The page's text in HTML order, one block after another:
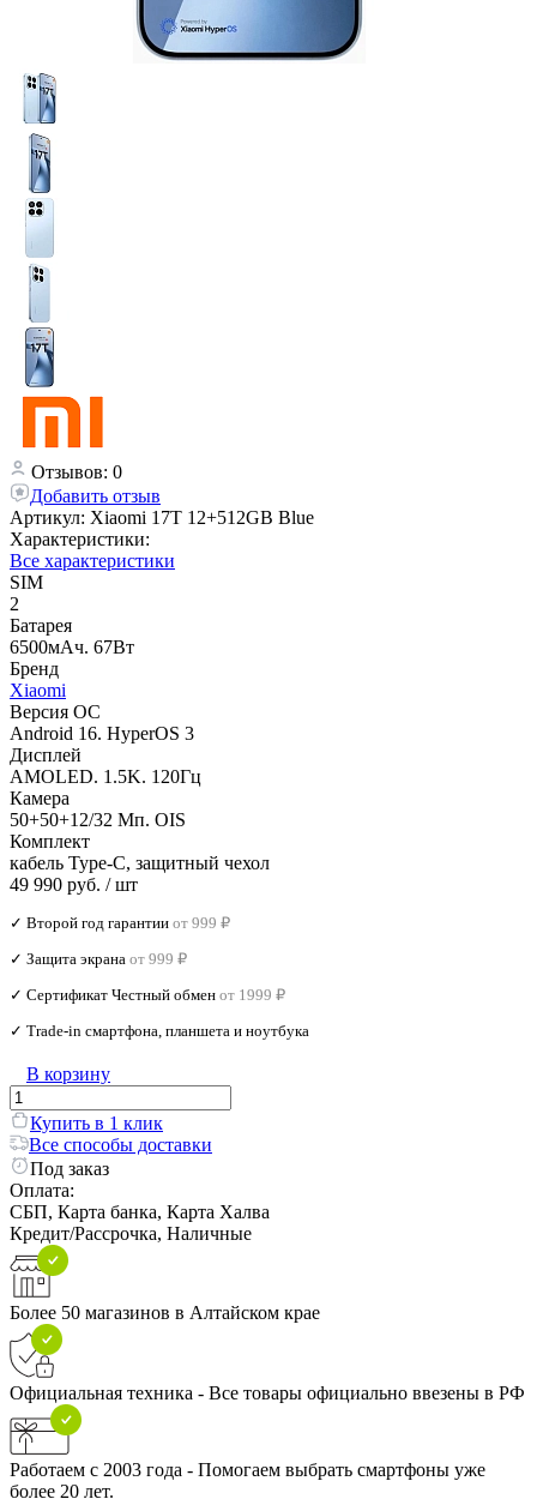
Отзывов: 0
Добавить отзыв
Артикул: Xiaomi 17Т 12+512GB Blue
Характеристики:
Все характеристики
SIM
2
Батарея
6500мАч. 67Вт
Бренд
Xiaomi
Версия ОС
Android 16. HyperOS 3
Дисплей
AMOLED. 1.5K. 120Гц
Камера
50+50+12/32 Мп. OIS
Комплект
кабель Type-C, защитный чехол
49 990 руб. / шт
✓ Второй год гарантии от 999 ₽
✓ Защита экрана от 999 ₽
✓ Сертификат Честный обмен от 1999 ₽
✓ Trade‑in смартфона, планшета и ноутбука
В корзину
Купить в 1 клик
Все способы доставки
Под заказ
Оплата:
СБП, Карта банка, Карта Халва
Кредит/Рассрочка, Наличные
Более 50 магазинов в Алтайском крае
Официальная техника - Все товары официально ввезены в РФ
Работаем с 2003 года - Помогаем выбрать смартфоны уже
более 20 лет.